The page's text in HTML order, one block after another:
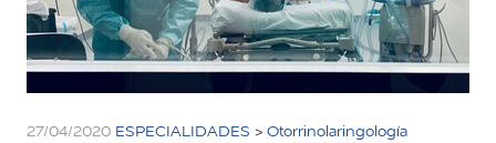
27/04/2020 ESPECIALIDADES > Otorrinolaringología